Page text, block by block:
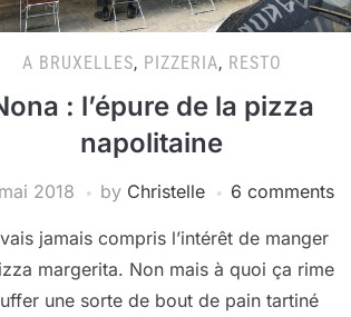
A BRUXELLES, PIZZERIA, RESTO
: l’épure de la pizza
napolitaine
2018 by Christelle 6 comments
jamais compris l’intérêt de manger
margerita. Non mais à quoi ça rime
une sorte de bout de pain tartiné